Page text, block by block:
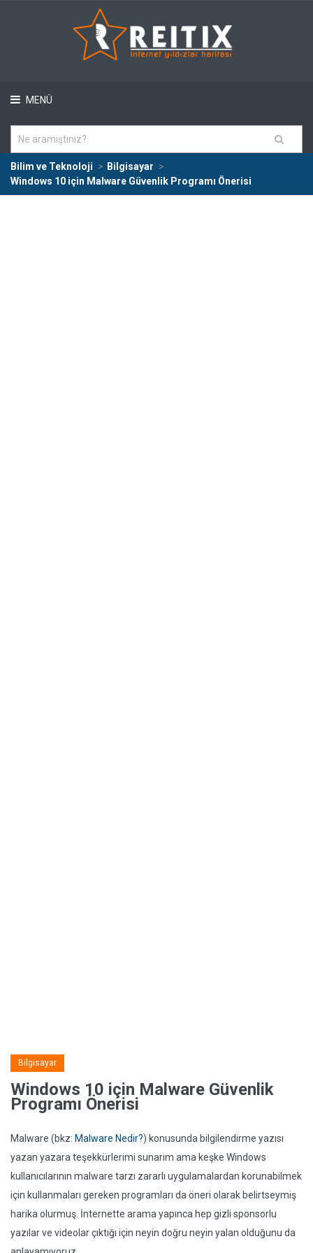
MENÜ
Bilim ve Teknoloji
Bilgisayar
Windows 10 için Malware Güvenlik Programı Önerisi
Bilgisayar
Windows 10 için Malware Güvenlik
Programı Önerisi
Malware (bkz: Malware Nedir?) konusunda bilgilendirme yazısı
yazan yazara teşekkürlerimi sunarım ama keşke Windows
kullanıcılarının malware tarzı zararlı uygulamalardan korunabilmek
için kullanmaları gereken programları da öneri olarak belirtseymiş
harika olurmuş. İnternette arama yapınca hep gizli sponsorlu
yazılar ve videolar çıktığı için neyin doğru neyin yalan olduğunu da